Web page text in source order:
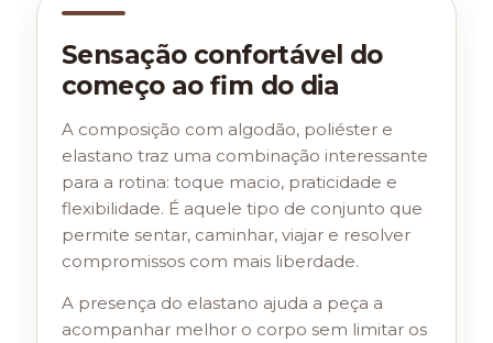
Sensação confortável do
começo ao fim do dia
A composição com algodão, poliéster e
elastano traz uma combinação interessante
para a rotina: toque macio, praticidade e
flexibilidade. É aquele tipo de conjunto que
permite sentar, caminhar, viajar e resolver
compromissos com mais liberdade.
A presença do elastano ajuda a peça a
acompanhar melhor o corpo sem limitar os